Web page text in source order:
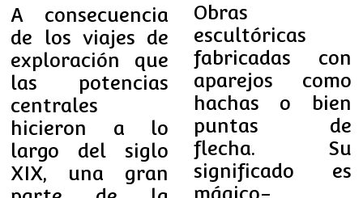
A consecuencia
de los viajes de
exploración que
las potencias
centrales
hicieron a lo
largo del siglo
XIX, una gran
Obras
escultóricas
fabricadas con
aparejos como
hachas o bien
puntas de
flecha. Su
significado es